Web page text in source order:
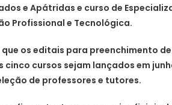
e Apátridas e curso de
Profissional e Tecnológica.
os editais para preenchimento
cinco cursos sejam lançados em
de professores e tutores.